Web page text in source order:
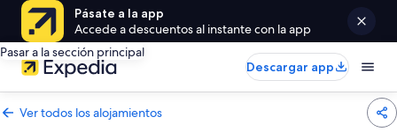
Pásate a la app
Accede a descuentos al instante con la app
Pasar a la sección principal
Descargar app
Ver todos los alojamientos